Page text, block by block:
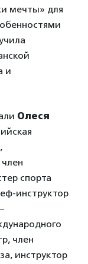
мечты» для
и
Олеся
спорта
инструктор
член
инструктор